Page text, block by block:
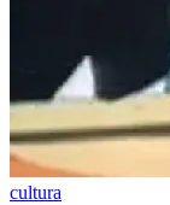
cultura